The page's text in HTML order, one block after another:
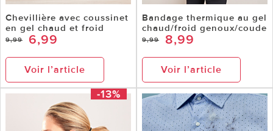
Chevillière avec coussinet
en gel chaud et froid
9,99 6,99
Voir l’article
Bandage thermique au gel
chaud/froid genoux/coude
9,99 8,99
Voir l’article
-13%